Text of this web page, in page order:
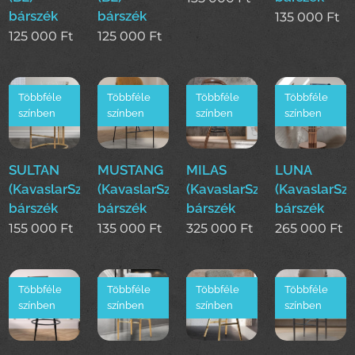
bárszék
125 000 Ft
bárszék
125 000 Ft
135 000 Ft
SULTAN
(KavaslarSzékek)
bárszék
Többféle
színben
155 000 Ft
MUSTANG
(KavaslarSzékek)
bárszék
Többféle
színben
135 000 Ft
MILAS
(KavaslarSzékek)
bárszék
Többféle
színben
325 000 Ft
LUNA
bárszék
Többféle
színben
265 000 Ft
Többféle
színben
Többféle
színben
Többféle
színben
Többféle
színben